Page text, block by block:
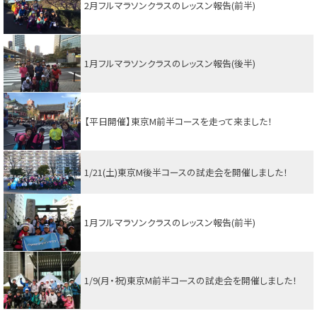
2月フルマラソンクラスのレッスン報告(前半)
1月フルマラソンクラスのレッスン報告(後半)
【平日開催】東京M前半コースを走って来ました！
1/21(土)東京M後半コースの試走会を開催しました！
1月フルマラソンクラスのレッスン報告(前半)
1/9(月・祝)東京M前半コースの試走会を開催しました！